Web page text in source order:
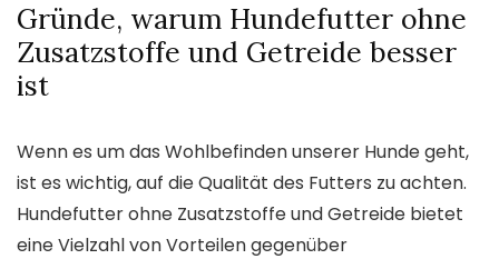
Gründe, warum Hundefutter ohne
Zusatzstoffe und Getreide besser
ist
Wenn es um das Wohlbefinden unserer Hunde geht,
ist es wichtig, auf die Qualität des Futters zu achten.
Hundefutter ohne Zusatzstoffe und Getreide bietet
eine Vielzahl von Vorteilen gegenüber